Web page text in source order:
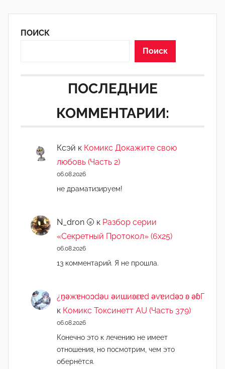
ПОИСК
Поиск
ПОСЛЕДНИЕ
КОММЕНТАРИИ:
Ксэй к Комикс Докажите свою
любовь (Часть 2)
06.08.2026
не драматизируем!
N_dron 🌝 к Разбор серии
«Секретный Протокол» (6х25)
06.08.2026
13 комментарий. Я не прошла.
¿n̯ǝжɐноɔdǝu ǝиɯиʚεɐd ǝvɐиdǝɔ ʚ ǝɓГ
к Комикс Токсинетт AU (Часть 379)
06.08.2026
Конечно это к лечению не имеет
отношения, но посмотрим, чем это
обернётся.